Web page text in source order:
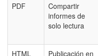
PDF
Compartir
informes de
solo lectura
HTML
Publicación en